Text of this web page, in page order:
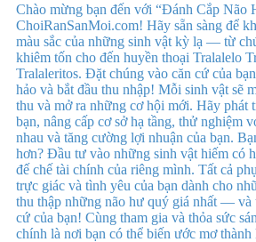
Chào mừng bạn đến với “Đánh Cắp Não
ChoiRanSanMoi.com! Hãy sẵn sàng để
màu sắc của những sinh vật kỳ lạ — từ
khiêm tốn cho đến huyền thoại Tralalelo
Tralaleritos. Đặt chúng vào căn cứ của
hảo và bắt đầu thu nhập! Mỗi sinh vật sẽ
thu và mở ra những cơ hội mới. Hãy phát
bạn, nâng cấp cơ sở hạ tầng, thử nghiệm
nhau và tăng cường lợi nhuận của bạn.
hơn? Đầu tư vào những sinh vật hiếm có
đế chế tài chính của riêng mình. Tất cả
trực giác và tình yêu của bạn dành cho
thu thập những não hư quý giá nhất — và
cứ của bạn! Cùng tham gia và thỏa sức
chính là nơi bạn có thể biến ước mơ thành